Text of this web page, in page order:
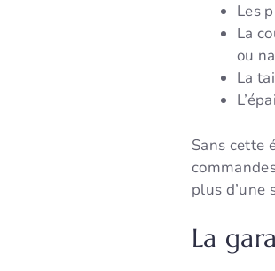
Les
La
ou
La
Sans cette
plus d’une
La